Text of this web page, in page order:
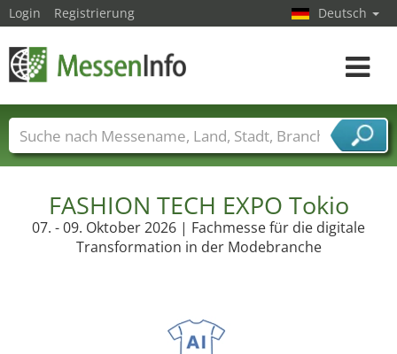
FASHION TECH EXPO Tokio
07. - 09. Oktober 2026 | Fachmesse für die digitale
Transformation in der Modebranche
Login Registrierung Deutsch
Toggle
Messenamen Länder Städte
Branchen